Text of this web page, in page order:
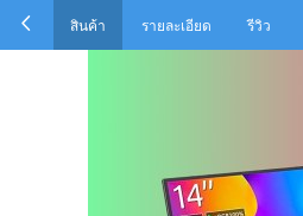
สินค้า รายละเอียด รีวิว